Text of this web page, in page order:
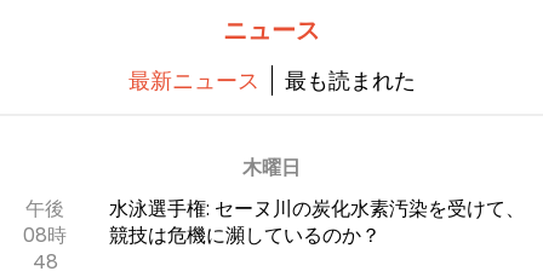
ニュース
最新ニュース 最も読まれた
木曜日
午後
08時
48
水泳選手権: セーヌ川の炭化水素汚染を受けて、
競技は危機に瀕しているのか？